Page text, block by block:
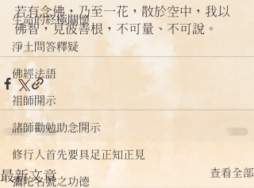
生命的終極關懷
淨土問答釋疑
佛經法語
祖師開示
諸師勸勉助念開示
修行人首先要具足正知正見
彌陀名號之功德
若有念佛，乃至一花，散於空中，我以
佛智，見彼善根，不可量、不可說。
最新文章 查看全部